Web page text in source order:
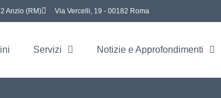
Anzio (RM) Via Vercelli, 19 - 00182 Roma
Servizi Notizie e Approfondimenti